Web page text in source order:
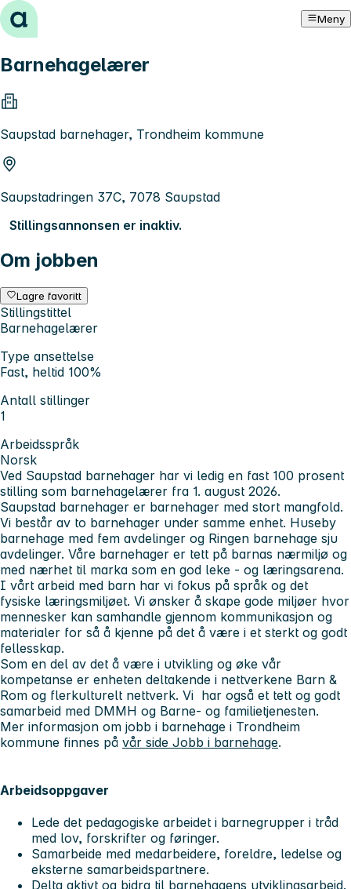
Hopp til innhold Meny
Barnehagelærer
Saupstad barnehager, Trondheim kommune
Saupstadringen 37C, 7078 Saupstad
Stillingsannonsen er inaktiv.
Om jobben
Lagre favoritt
Stillingstittel
Barnehagelærer
Type ansettelse
Fast, heltid 100%
Antall stillinger
1
Arbeidsspråk
Norsk
Ved Saupstad barnehager har vi ledig en fast 100 prosent
stilling som barnehagelærer fra 1. august 2026.
Saupstad barnehager er barnehager med stort mangfold.
Vi består av to barnehager under samme enhet. Huseby
barnehage med fem avdelinger og Ringen barnehage sju
avdelinger. Våre barnehager er tett på barnas nærmiljø og
med nærhet til marka som en god leke - og læringsarena.
I vårt arbeid med barn har vi fokus på språk og det
fysiske læringsmiljøet. Vi ønsker å skape gode miljøer hvor
mennesker kan samhandle gjennom kommunikasjon og
materialer for så å kjenne på det å være i et sterkt og godt
fellesskap.
Som en del av det å være i utvikling og øke vår
kompetanse er enheten deltakende i nettverkene Barn &
Rom og flerkulturelt nettverk. Vi har også et tett og godt
samarbeid med DMMH og Barne- og familietjenesten.
Mer informasjon om jobb i barnehage i Trondheim
kommune finnes på vår side Jobb i barnehage.
Arbeidsoppgaver
Lede det pedagogiske arbeidet i barnegrupper i tråd
med lov, forskrifter og føringer.
Samarbeide med medarbeidere, foreldre, ledelse og
eksterne samarbeidspartnere.
Delta aktivt og bidra til barnehagens utviklingsarbeid.